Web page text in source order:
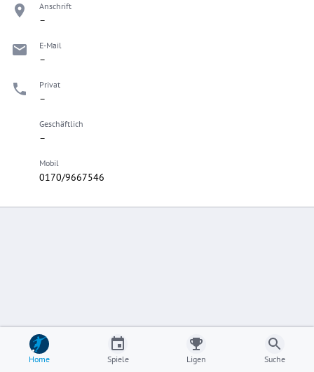
Anschrift
–
E-Mail
–
Privat
–
Geschäftlich
–
Mobil
0170/9667546
Home Spiele Ligen Suche